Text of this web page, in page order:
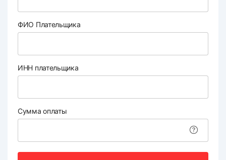
ФИО Плательщика
ИНН плательщика
Сумма оплаты